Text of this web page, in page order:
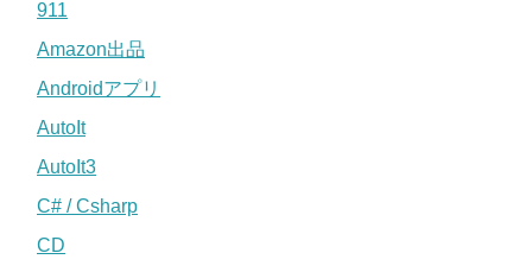
911
Amazon出品
Androidアプリ
AutoIt
AutoIt3
C# / Csharp
CD